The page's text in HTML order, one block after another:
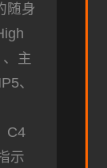
随身
主
、
C4
示